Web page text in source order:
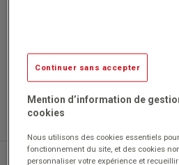
Continuer sans accepter
Mention d’information de
cookies
Nous utilisons des cookies essentiels
fonctionnement du site, et des cookies
personnaliser votre expérience et